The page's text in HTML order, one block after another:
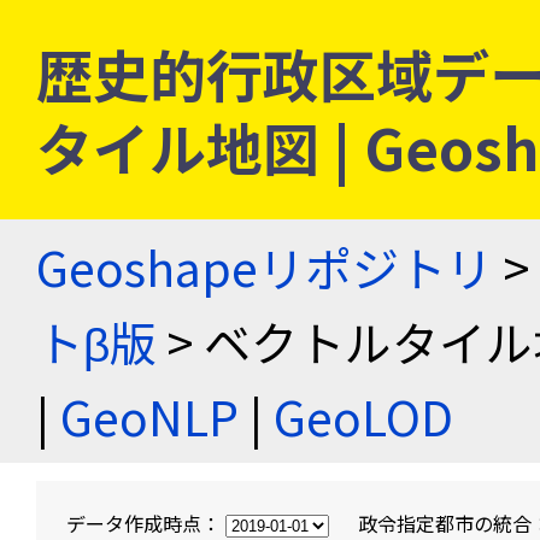
歴史的行政区域デ
タイル地図 |
Geoshapeリポジトリ >
トβ版 > ベクトルタイ
| GeoNLP | GeoLOD
データ作成時点： 政令指定都市の統